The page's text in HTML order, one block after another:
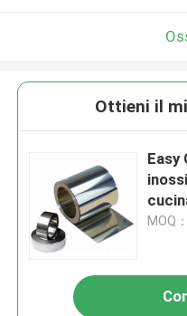
Ottieni il
Easy
MOQ